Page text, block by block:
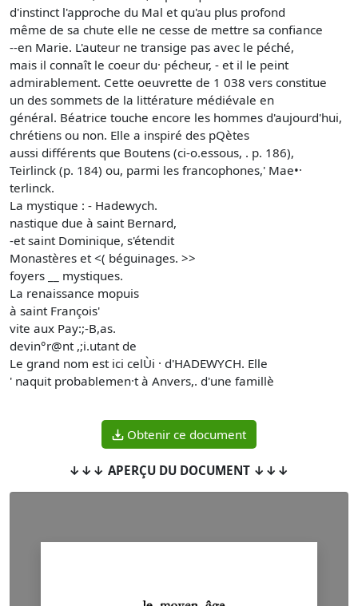
d'instinct l'approche du Mal et qu'au plus profond
même de sa chute elle ne cesse de mettre sa confiance
--en Marie. L'auteur ne transige pas avec le péché,
mais il connaît le coeur du· pécheur, - et il le peint
admirablement. Cette oeuvrette de 1 038 vers constitue
un des sommets de la littérature médiévale en
général. Béatrice touche encore les hommes d'aujourd'hui,
chrétiens ou non. Elle a inspiré des pQètes
aussi différents que Boutens (ci-o.essous, . p. 186),
Teirlinck (p. 184) ou, parmi les francophones,' Mae•·
terlinck.
La mystique : - Hadewych.
nastique due à saint Bernard,
-et saint Dominique, s'étendit
Monastères et <( béguinages. >>
foyers __ mystiques.
La renaissance mopuis
à saint François'
vite aux Pay:;-B,as.
devin°r@nt ,;i.utant de
Le grand nom est ici celÙi · d'HADEWYCH. Elle
' naquit probablemen·t à Anvers,. d'une famillè
Obtenir ce document
↓↓↓ APERÇU DU DOCUMENT ↓↓↓